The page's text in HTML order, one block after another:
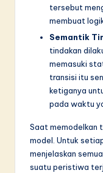
tersebut
membuat
Semantik
tindakan
memasuki
transisi itu
ketiganya
pada waktu
Saat memodelkan
model. Untuk
menjelaskan
suatu peristiwa